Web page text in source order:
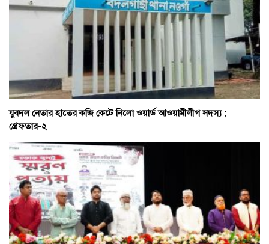
যুবদল নেতার হাতের কব্জি কেটে নিলো ওয়ার্ড আওয়ামীলীগ সদস্য ;
গ্রেফতার-২